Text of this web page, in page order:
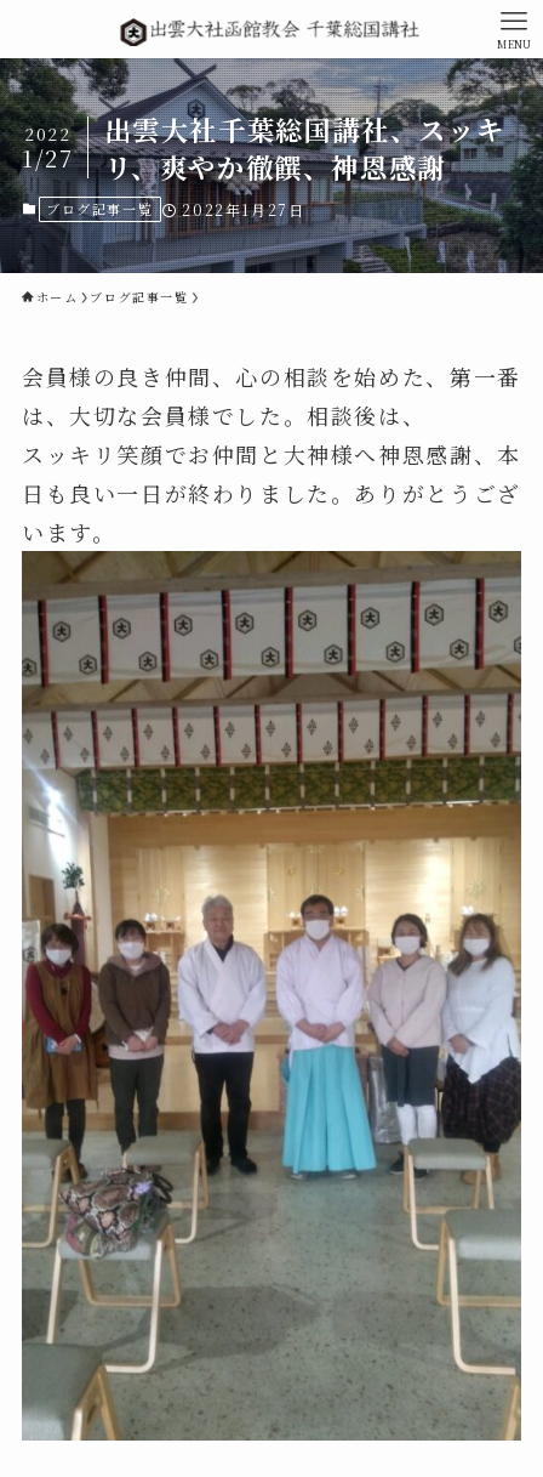
MENU
出雲大社千葉総国講社、スッキ
リ、爽やか徹饌、神恩感謝
2022
1/27
ブログ記事一覧 2022年1月27日
ホーム ブログ記事一覧
会員様の良き仲間、心の相談を始めた、第一番
は、大切な会員様でした。相談後は、
スッキリ笑顔でお仲間と大神様へ神恩感謝、本
日も良い一日が終わりました。ありがとうござ
います。